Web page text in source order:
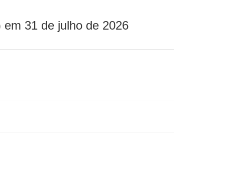
31 de julho de 2026